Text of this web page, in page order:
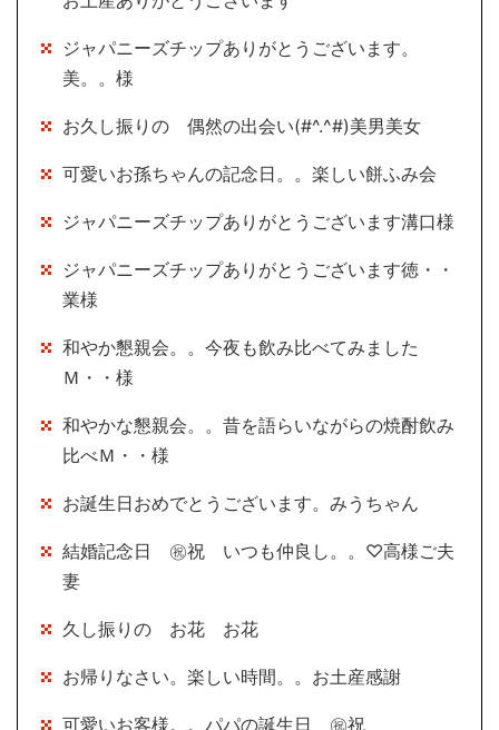
ジャパニーズチップありがとうございます。
美。。様
お久し振りの 偶然の出会い(#^.^#)美男美女
可愛いお孫ちゃんの記念日。。楽しい餅ふみ会
ジャパニーズチップありがとうございます溝口様
ジャパニーズチップありがとうございます徳・・
業様
和やか懇親会。。今夜も飲み比べてみました
Ｍ・・様
和やかな懇親会。。昔を語らいながらの焼酎飲み
比べＭ・・様
お誕生日おめでとうございます。みうちゃん
結婚記念日 ㊗祝 いつも仲良し。。♡高様ご夫
妻
久し振りの お花 お花
お帰りなさい。楽しい時間。。お土産感謝
可愛いお客様。。パパの誕生日 ㊗祝